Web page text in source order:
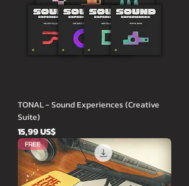
TONAL - Sound Experiences (Creative
Suite)
Cena
15,99 US$
FREE